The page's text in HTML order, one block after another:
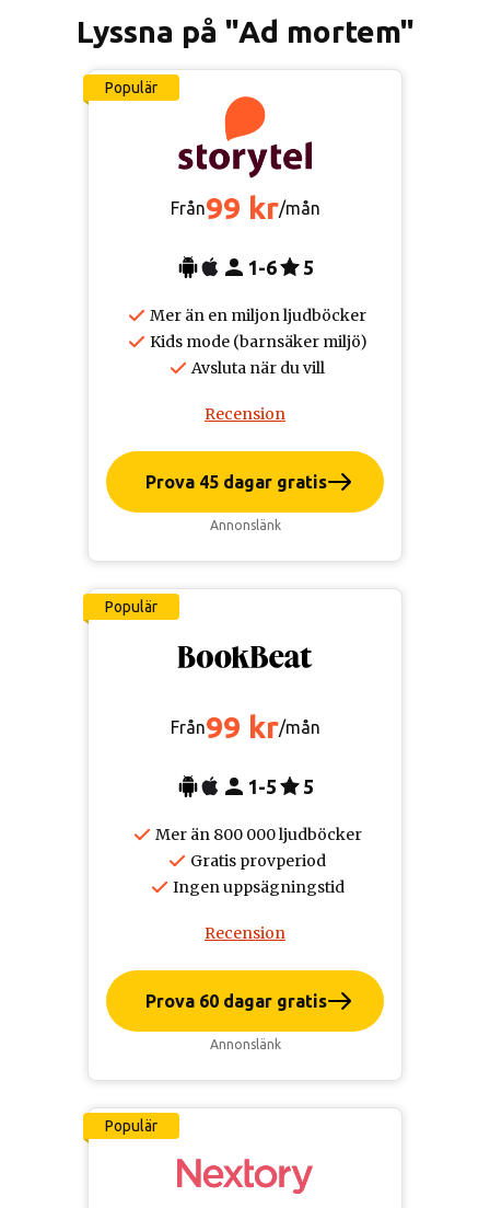
Lyssna på "Ad mortem"
Populär
Från99 kr/mån
1-6 5
Mer än en miljon ljudböcker
Kids mode (barnsäker miljö)
Avsluta när du vill
Recension
Prova 45 dagar gratis
Annonslänk
Populär
Från99 kr/mån
1-5 5
Mer än 800 000 ljudböcker
Gratis provperiod
Ingen uppsägningstid
Recension
Prova 60 dagar gratis
Annonslänk
Populär